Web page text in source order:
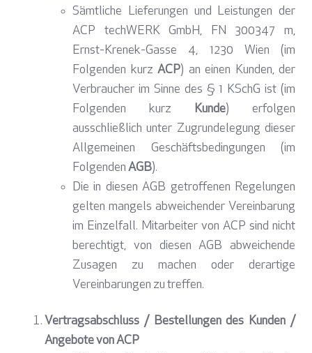
Sämtliche Lieferungen und Leistungen der
ACP techWERK GmbH, FN 300347 m,
Ernst-Krenek-Gasse 4, 1230 Wien (im
Folgenden kurz ACP) an einen Kunden, der
Verbraucher im Sinne des § 1 KSchG ist (im
Folgenden kurz Kunde)
erfolgen
ausschließlich unter Zugrundelegung dieser
Allgemeinen Geschäftsbedingungen (im
Folgenden AGB).
Die in diesen AGB getroffenen Regelungen
gelten mangels abweichender Vereinbarung
im Einzelfall. Mitarbeiter von ACP sind nicht
berechtigt, von diesen AGB abweichende
Zusagen zu machen oder derartige
Vereinbarungen zu treffen.
Vertragsabschluss / Bestellungen des Kunden /
Angebote von ACP